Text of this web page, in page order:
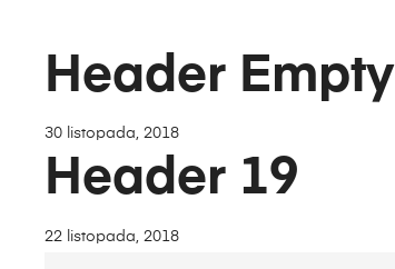
Header Empty
30 listopada, 2018
Header 19
22 listopada, 2018